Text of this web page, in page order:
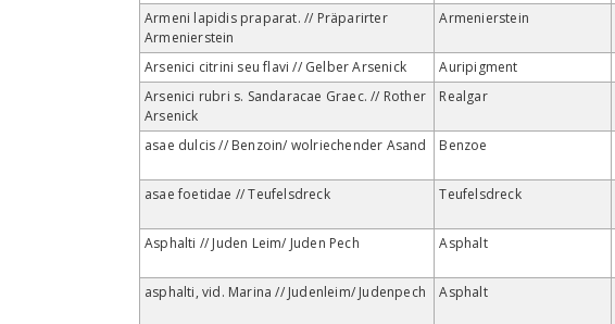
Armeni lapidis praparat. // Präparirter
Armenierstein
Armenierstein
Arsenici citrini seu flavi // Gelber Arsenick Auripigment
Arsenici rubri s. Sandaracae Graec. // Rother
Arsenick
Realgar
asae dulcis // Benzoin/ wolriechender Asand Benzoe
asae foetidae // Teufelsdreck Teufelsdreck
Asphalti // Juden Leim/ Juden Pech Asphalt
asphalti, vid. Marina // Judenleim/ Judenpech Asphalt